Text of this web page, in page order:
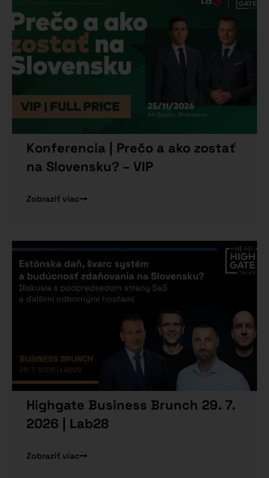
Konferencia | Prečo a ako zostať
na Slovensku? – VIP
Zobraziť viac
Highgate Business Brunch 29. 7.
2026 | Lab28
Zobraziť viac